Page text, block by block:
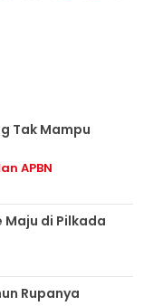
Tak Mampu
APBN
Maju di Pilkada
Rupanya